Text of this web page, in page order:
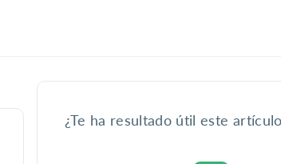
¿Te ha resultado útil este